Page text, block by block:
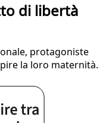
di libertà
protagoniste
la loro maternità.